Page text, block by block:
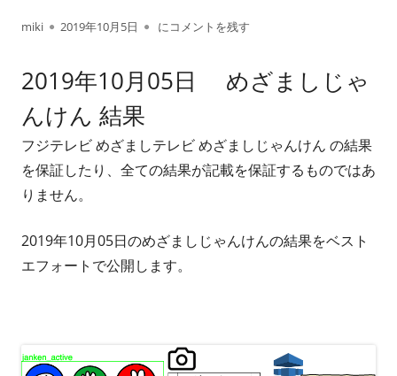
作
者
miki
公
日
2019年10月5日 本日（2019年10月05日）フジテレビ： めざま
にコメントを残す
2019年10月05日 めざましじゃ
んけん 結果
フジテレビ めざましテレビ めざましじゃんけん の結果
を保証したり、全ての結果が記載を保証するものではあ
りません。
2019年10月05日のめざましじゃんけんの結果をベスト
エフォートで公開します。